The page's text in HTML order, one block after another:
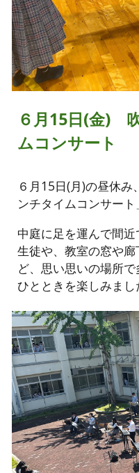
６月15日(金)
ムコンサート
６月15日(月)の昼休
ンチタイムコンサート
中庭に足を運んで間
生徒や、教室の窓や
ど、思い思いの場所
ひとときを楽しみまし